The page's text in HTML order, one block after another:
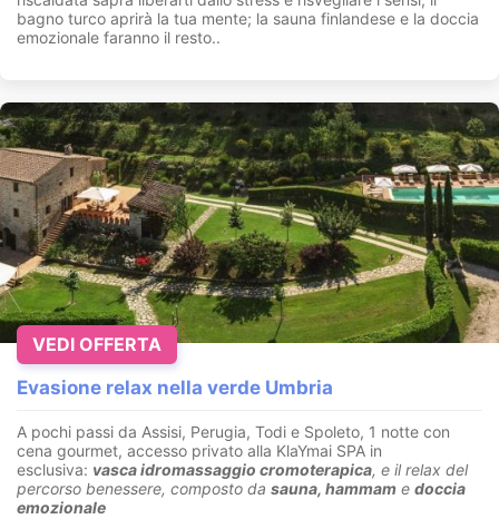
bagno turco aprirà la tua mente; la sauna finlandese e la doccia
emozionale faranno il resto..
Evasione relax nella verde Umbria
A pochi passi da Assisi, Perugia, Todi e Spoleto, 1 notte con
cena gourmet, accesso privato alla KlaYmai SPA in
esclusiva: vasca idromassaggio cromoterapica, e il relax del
percorso benessere, composto da sauna, hammam e doccia
emozionale
VEDI OFFERTA